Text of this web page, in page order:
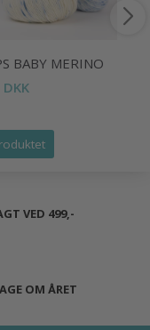
BABY MERINO
VED 499,-
OM ÅRET